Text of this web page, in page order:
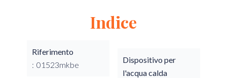
Indice
Riferimento
01523mkbe
Dispositivo per
l'acqua calda